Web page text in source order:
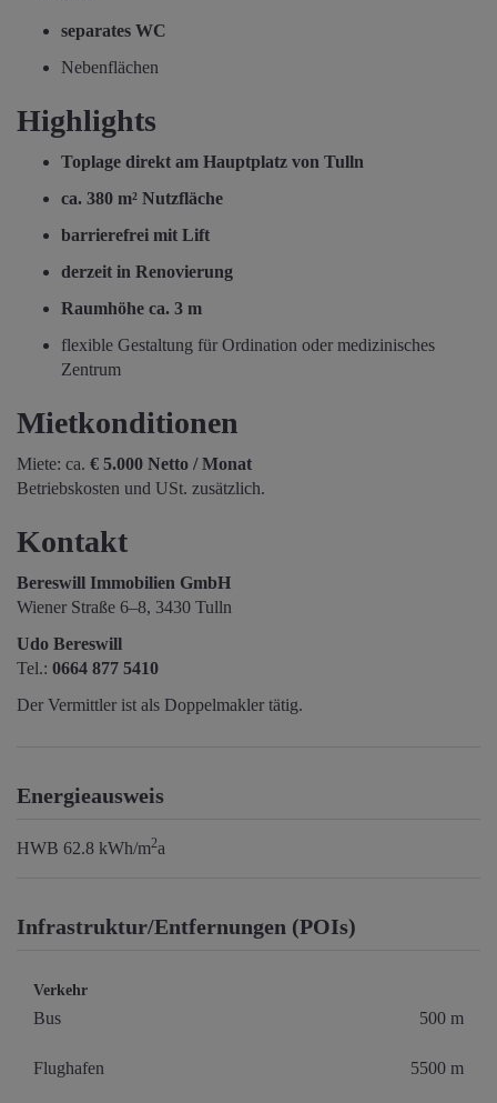
separates WC
Nebenflächen
Highlights
Toplage direkt am Hauptplatz von Tulln
ca. 380 m² Nutzfläche
barrierefrei mit Lift
derzeit in Renovierung
Raumhöhe ca. 3 m
flexible Gestaltung für Ordination oder medizinisches
Zentrum
Mietkonditionen
Miete: ca. € 5.000 Netto / Monat
Betriebskosten und USt. zusätzlich.
Kontakt
Bereswill Immobilien GmbH
Wiener Straße 6–8, 3430 Tulln
Udo Bereswill
Tel.: 0664 877 5410
Der Vermittler ist als Doppelmakler tätig.
Energieausweis
HWB 62.8 kWh/m2a
Infrastruktur/Entfernungen (POIs)
Verkehr
Bus 500 m
Flughafen 5500 m